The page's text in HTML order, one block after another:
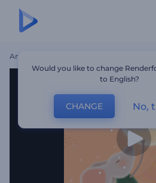
Ana Sayfa
Would you like to change
to English?
CHANGE No,